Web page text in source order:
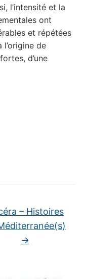
l’intensité et la
ont
et répétées
de
d’une
– Histoires
→